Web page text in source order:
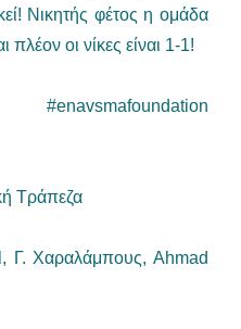
Νικητής φέτος η ομάδα
οι νίκες είναι 1-1!
#enavsmafoundation
Τράπεζα
Χαραλάμπους, Ahmad